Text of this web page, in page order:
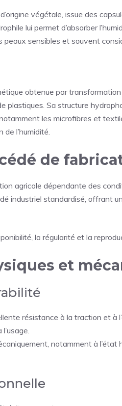
végétale, issue des
lui permet d’absorber
sensibles et souvent
obtenue par
plastiques. Sa structure
les microfibres et
l’humidité.
de
agricole dépendante des
industriel standardisé, offrant
la régularité et la
et
résistance à la traction et à
notamment à l’état